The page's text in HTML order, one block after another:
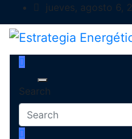
to
content
jueves, agosto 6,
Estrategia
Magazine de Debate
Search